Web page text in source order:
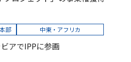
部
中東・アフリカ
アでIPPに参画